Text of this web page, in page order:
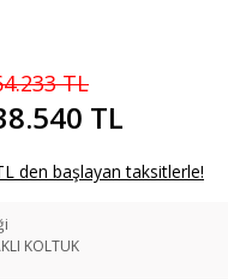
TL
TL
den başlayan taksitlerle!
KOLTUK